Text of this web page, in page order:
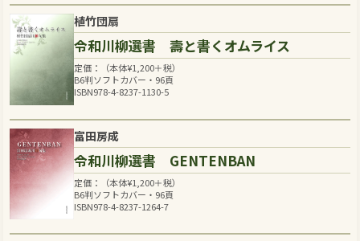
植竹団扇
令和川柳選書 壽と書くオムライス
定価：（本体¥1,200＋税）
B6判ソフトカバー・96頁
ISBN978-4-8237-1130-5
富田房成
令和川柳選書 GENTENBAN
定価：（本体¥1,200＋税）
B6判ソフトカバー・96頁
ISBN978-4-8237-1264-7